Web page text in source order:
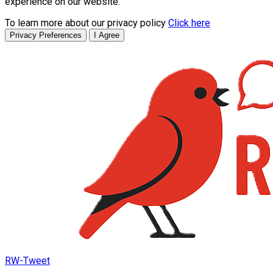
To learn more about our privacy policy Click here
Privacy Preferences I Agree
RW-Tweet